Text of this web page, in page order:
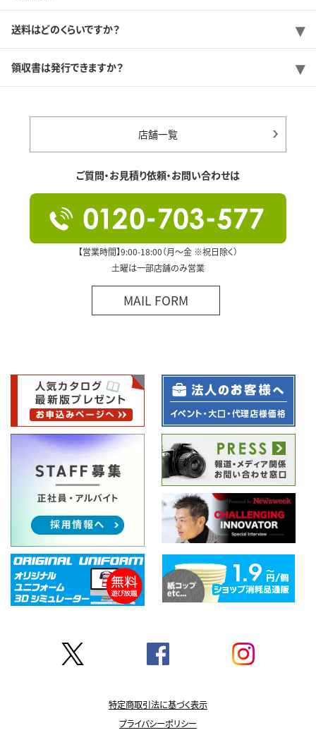
送料はどのくらいですか？
領収書は発行できますか？
店舗一覧
ご質問・お見積り依頼・お問い合わせは
【営業時間】9:00-18:00（月～金 ※祝日除く）
土曜は一部店舗のみ営業
MAIL FORM
特定商取引法に基づく表示
プライバシーポリシー